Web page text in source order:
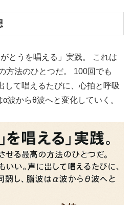
とうを唱える」実践。 これは
方法のひとつだ。 100回でも
して唱えるたびに、心拍と呼吸
波からθ波へと変化していく。